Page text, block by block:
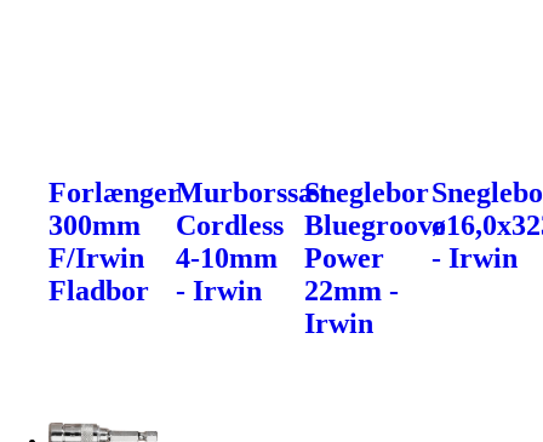
Forlænger
300mm
F/Irwin
Fladbor
Murborssæt
Cordless
4-10mm
- Irwin
Sneglebor
Bluegroove
Power
22mm -
Irwin
- Irwin